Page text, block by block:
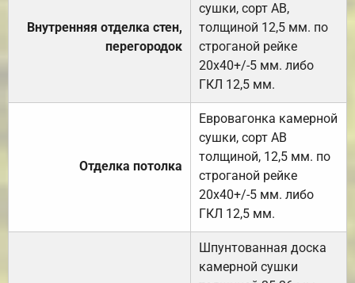
Внутренняя отделка стен,
перегородок
сушки, сорт АВ,
толщиной 12,5 мм. по
строганой рейке
20х40+/-5 мм. либо
ГКЛ 12,5 мм.
Отделка потолка
Евровагонка камерной
сушки, сорт АВ
толщиной, 12,5 мм. по
строганой рейке
20х40+/-5 мм. либо
ГКЛ 12,5 мм.
Шпунтованная доска
камерной сушки